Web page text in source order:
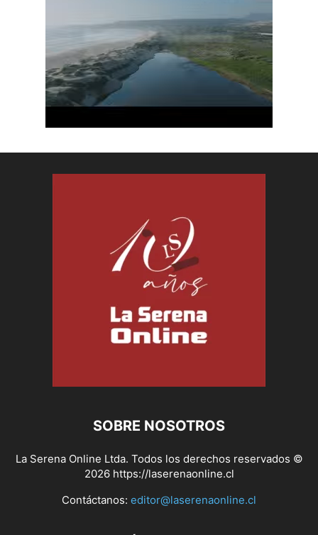
SOBRE NOSOTROS
La Serena Online Ltda. Todos los derechos reservados ©
2026 https://laserenaonline.cl
Contáctanos: editor@laserenaonline.cl